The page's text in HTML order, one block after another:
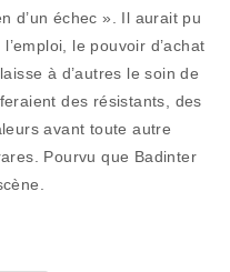
d’un échec ». Il aurait pu
le pouvoir d’achat
à d’autres le soin de
des résistants, des
avant toute autre
Pourvu que Badinter